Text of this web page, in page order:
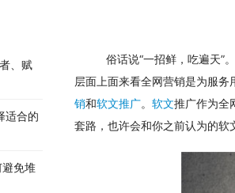
俗话说“一招鲜，吃遍天”
层面上面来看全网营销是为服务
销和软文推广。 软文推广作为全
套路，也许会和你之前认为的软
、赋
适合的
避免堆